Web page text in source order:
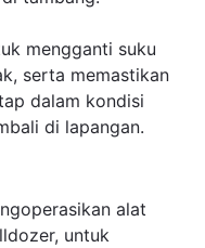
mengganti suku
serta memastikan
dalam kondisi
di lapangan.
alat
untuk